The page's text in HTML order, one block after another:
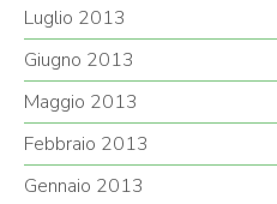
Luglio 2013
Giugno 2013
Maggio 2013
Febbraio 2013
Gennaio 2013